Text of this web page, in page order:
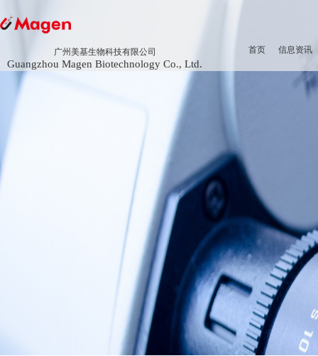
广州美基生物科技有限公司
Guangzhou Magen Biotechnology Co., Ltd.
首页 信息资讯